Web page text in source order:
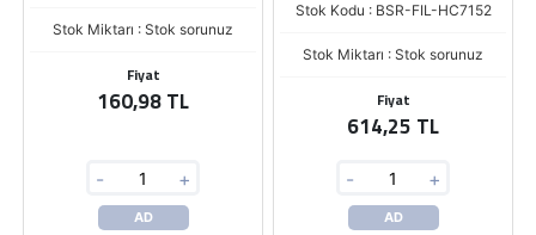
Stok Miktarı : Stok sorunuz
Fiyat
160,98 TL
- +
AD
Stok Kodu : BSR-FIL-HC7152
Stok Miktarı : Stok sorunuz
Fiyat
614,25 TL
- +
AD